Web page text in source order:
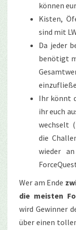
können
Kisten,
sind mit
Da jeder
benötigt
Ihr könnt
ihr euch
wechselt
die
wieder
Wer am Ende
die meisten
wird Gewinner
über einen